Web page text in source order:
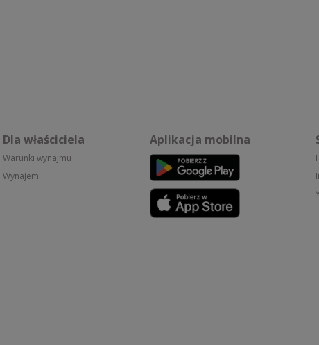
Dla właściciela
Warunki wynajmu
Wynajem
Aplikacja mobilna